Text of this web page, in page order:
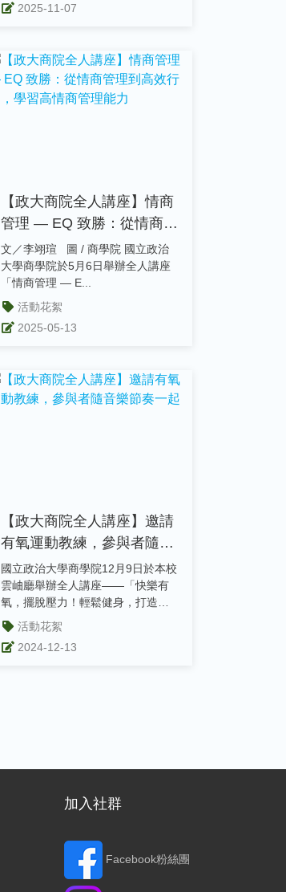
2025-11-07
【政大商院全人講座】情商
管理 — EQ 致勝：從情商管
理到高效行動，學習高情商
管理能力
文／李翊瑄 圖 / 商學院 國立政治
大學商學院於5月6日舉辦全人講座
「情商管理 — E...
活動花絮
2025-05-13
【政大商院全人講座】邀請
有氧運動教練，參與者隨音
樂節奏一起動
國立政治大學商學院12月9日於本校
雲岫廳舉辦全人講座——「快樂有
氧，擺脫壓力！輕鬆健身，打造完
美曲線」，...
活動花絮
2024-12-13
加入社群
Facebook粉絲團